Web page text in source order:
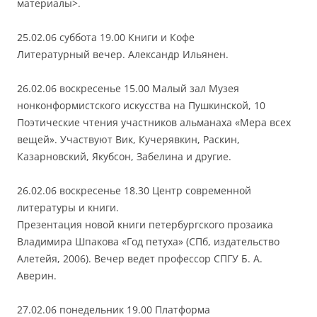
материалы>.
25.02.06 суббота 19.00 Книги и Кофе
Литературный вечер. Александр Ильянен.
26.02.06 воскресенье 15.00 Малый зал Музея
нонконформистского искусства на Пушкинской, 10
Поэтические чтения участников альманаха «Мера всех
вещей». Участвуют Вик, Кучерявкин, Раскин,
Казарновский, Якубсон, Забелина и другие.
26.02.06 воскресенье 18.30 Центр современной
литературы и книги.
Презентация новой книги петербургского прозаика
Владимира Шпакова «Год петуха» (СПб, издательство
Алетейя, 2006). Вечер ведет профессор СПГУ Б. А.
Аверин.
27.02.06 понедельник 19.00 Платформа